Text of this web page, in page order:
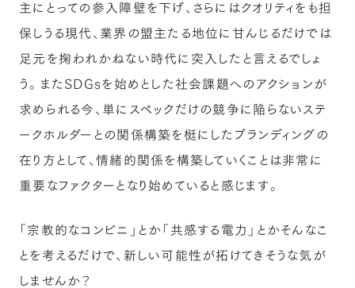
主にとっての参入障壁を下げ、さらにはクオリティをも担
保しうる現代、業界の盟主たる地位に甘んじるだけでは
足元を掬われかねない時代に突入したと言えるでしょ
う。またSDGsを始めとした社会課題へのアクションが
求められる今、単にスペックだけの競争に陥らないステ
ークホルダーとの関係構築を梃にしたブランディングの
在り方として、情緒的関係を構築していくことは非常に
重要なファクターとなり始めていると感じます。
「宗教的なコンビニ」とか「共感する電力」とかそんなこ
とを考えるだけで、新しい可能性が拓けてきそうな気が
しませんか？